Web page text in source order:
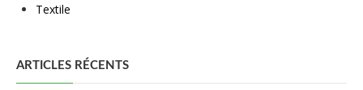
Textile
ARTICLES RÉCENTS